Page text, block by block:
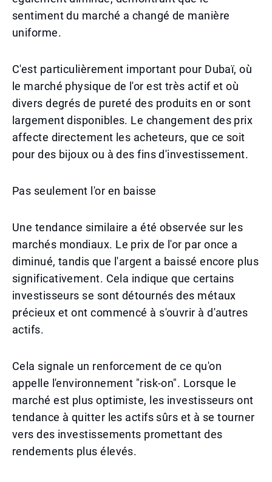
sentiment du marché a changé de manière
uniforme.
C'est particulièrement important pour Dubaï, où
le marché physique de l'or est très actif et où
divers degrés de pureté des produits en or sont
largement disponibles. Le changement des prix
affecte directement les acheteurs, que ce soit
pour des bijoux ou à des fins d'investissement.
Pas seulement l'or en baisse
Une tendance similaire a été observée sur les
marchés mondiaux. Le prix de l'or par once a
diminué, tandis que l'argent a baissé encore plus
significativement. Cela indique que certains
investisseurs se sont détournés des métaux
précieux et ont commencé à s'ouvrir à d'autres
actifs.
Cela signale un renforcement de ce qu'on
appelle l'environnement "risk-on". Lorsque le
marché est plus optimiste, les investisseurs ont
tendance à quitter les actifs sûrs et à se tourner
vers des investissements promettant des
rendements plus élevés.